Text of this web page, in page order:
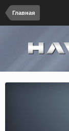
Главная